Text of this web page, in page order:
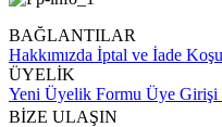
BAĞLANTILAR
Hakkımızda İptal ve İade
ÜYELİK
Yeni Üyelik Formu Üye Girişi
BİZE ULAŞIN